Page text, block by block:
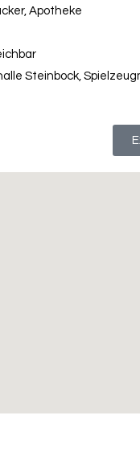
Apotheke
Steinbock,